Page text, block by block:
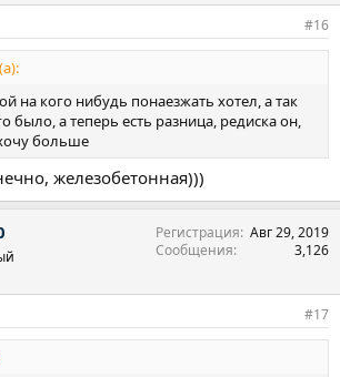
#16
на кого нибудь понаезжать хотел, а так
было, а теперь есть разница, редиска он,
больше
железобетонная)))
Регистрация Авг 29, 2019
Сообщения
3,126
#17